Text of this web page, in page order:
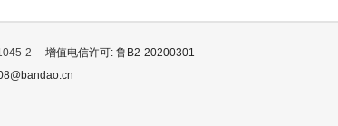
2
增值电信许可: 鲁B2-20200301